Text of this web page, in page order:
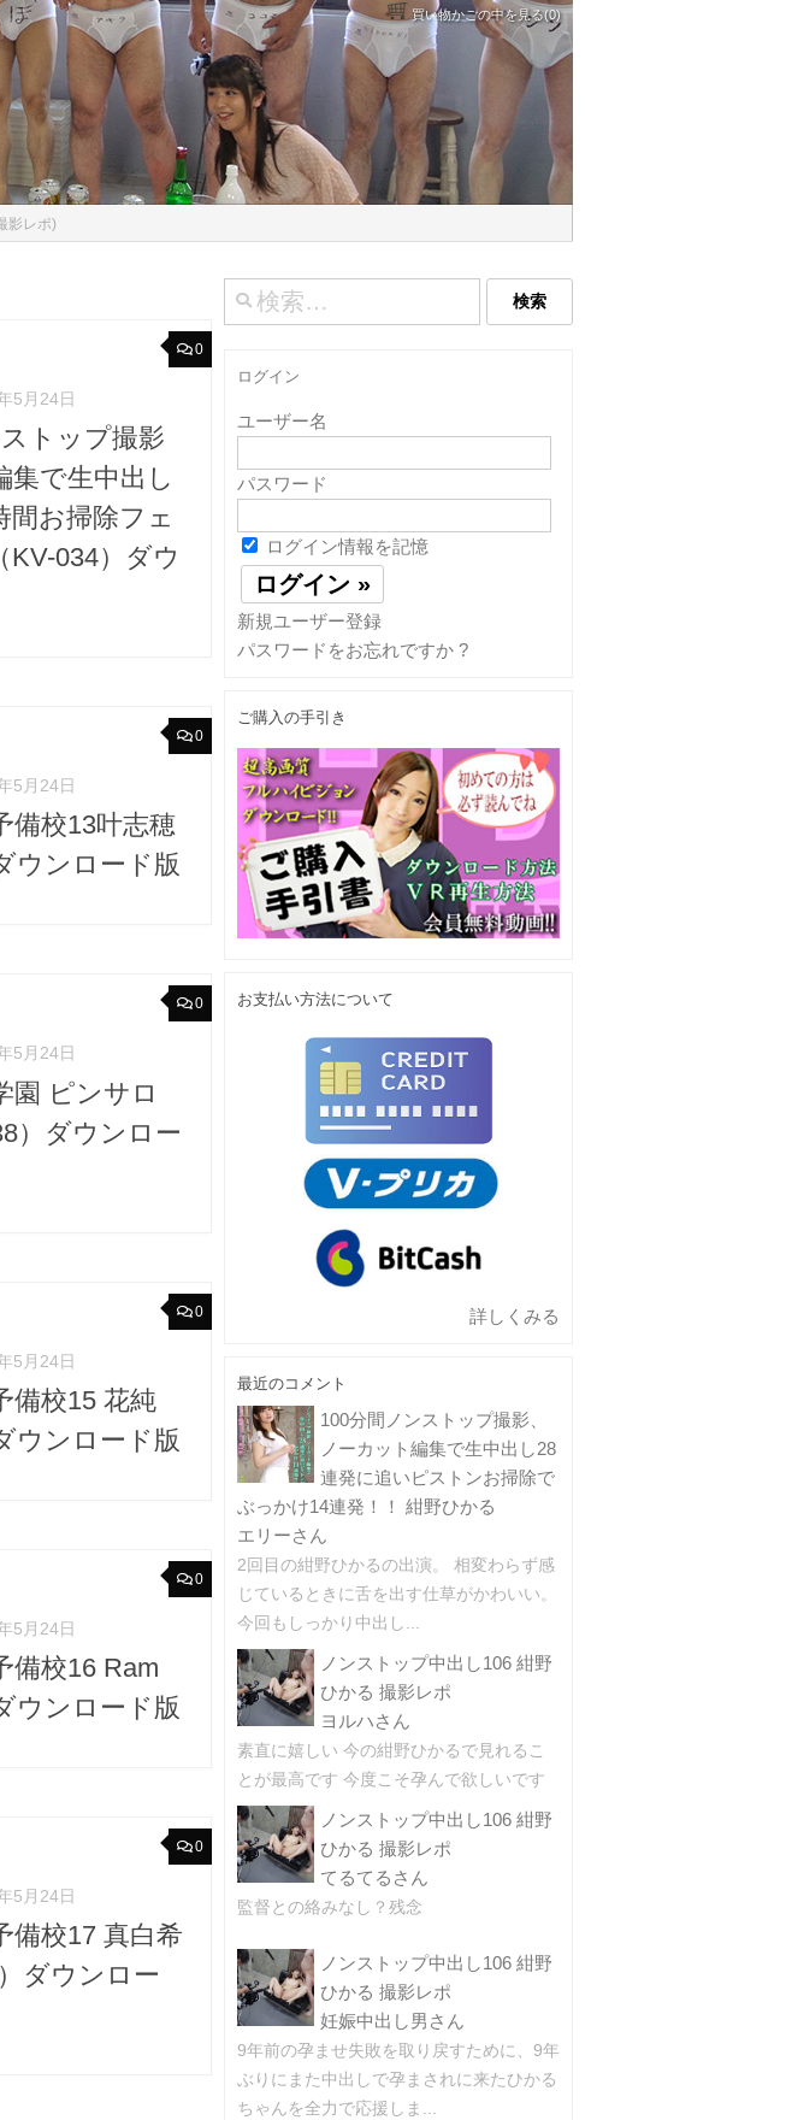
買い物かごの中を見る(0)
影レポ)
0
5月24日
トップ撮影
集で生中出し
間お掃除フェ
KV-034）ダウ
0
5月24日
備校13叶志穂
ウンロード版
0
5月24日
園 ピンサロ
）ダウンロー
0
5月24日
備校15 花純
ウンロード版
0
5月24日
備校16 Ram
ウンロード版
0
5月24日
備校17 真白希
ダウンロー
検
索:
ログイン
ユーザー名
パスワード
ログイン情報を記憶
新規ユーザー登録
パスワードをお忘れですか ?
ご購入の手引き
お支払い方法について
詳しくみる
最近のコメント
100分間ノンストップ撮影、
ノーカット編集で生中出し28
連発に追いピストンお掃除で
ぶっかけ14連発！！ 紺野ひかる
エリーさん
2回目の紺野ひかるの出演。 相変わらず感
じているときに舌を出す仕草がかわいい。
今回もしっかり中出し...
ノンストップ中出し106 紺野
ひかる 撮影レポ
ヨルハさん
素直に嬉しい 今の紺野ひかるで見れるこ
とが最高です 今度こそ孕んで欲しいです
ノンストップ中出し106 紺野
ひかる 撮影レポ
てるてるさん
監督との絡みなし？残念
ノンストップ中出し106 紺野
ひかる 撮影レポ
妊娠中出し男さん
9年前の孕ませ失敗を取り戻すために、9年
ぶりにまた中出しで孕まされに来たひかる
ちゃんを全力で応援しま...